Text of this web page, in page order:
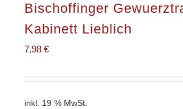
Bischoffinger
Kabinett Lieblich
7,98 €
inkl. 19 % MwSt.